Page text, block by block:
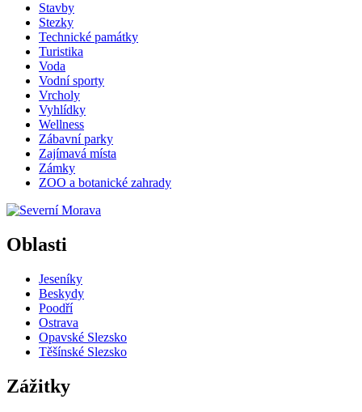
Stavby
Stezky
Technické památky
Turistika
Voda
Vodní sporty
Vrcholy
Vyhlídky
Wellness
Zábavní parky
Zajímavá místa
Zámky
ZOO a botanické zahrady
Oblasti
Jeseníky
Beskydy
Poodří
Ostrava
Opavské Slezsko
Těšínské Slezsko
Zážitky